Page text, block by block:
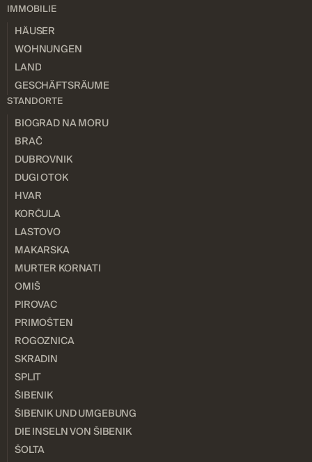
IMMOBILIE
HÄUSER
WOHNUNGEN
LAND
GESCHÄFTSRÄUME
STANDORTE
BIOGRAD NA MORU
BRAČ
DUBROVNIK
DUGI OTOK
HVAR
KORČULA
LASTOVO
MAKARSKA
MURTER KORNATI
OMIŠ
PIROVAC
PRIMOŠTEN
ROGOZNICA
SKRADIN
SPLIT
ŠIBENIK
ŠIBENIK UND UMGEBUNG
DIE INSELN VON ŠIBENIK
ŠOLTA